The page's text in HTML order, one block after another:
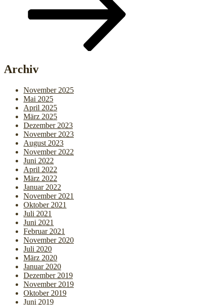
Archiv
November 2025
Mai 2025
April 2025
März 2025
Dezember 2023
November 2023
August 2023
November 2022
Juni 2022
April 2022
März 2022
Januar 2022
November 2021
Oktober 2021
Juli 2021
Juni 2021
Februar 2021
November 2020
Juli 2020
März 2020
Januar 2020
Dezember 2019
November 2019
Oktober 2019
Juni 2019